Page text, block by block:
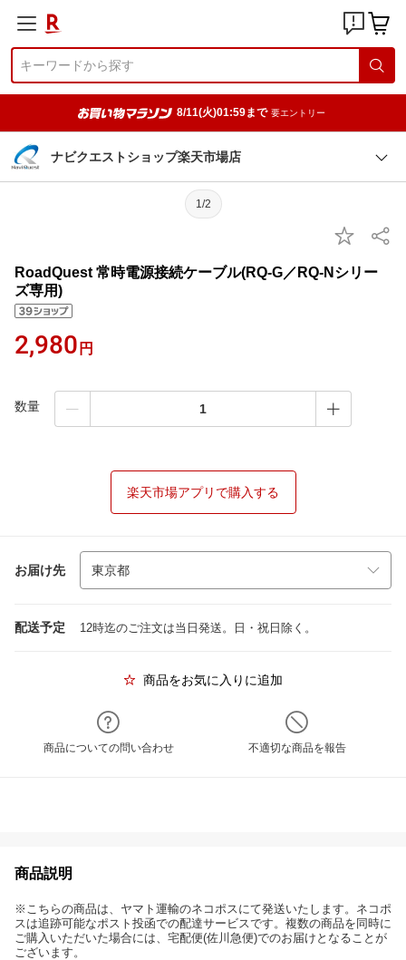
8/11(火)01:59まで 要エントリー
ナビクエストショップ楽天市場店
1/2
RoadQuest 常時電源接続ケーブル(RQ-G／RQ-Nシリー
ズ専用)
2,980 円
数量
楽天市場アプリで購入する
お届け先
配送予定 12時迄のご注文は当日発送。日・祝日除く。
商品をお気に入りに追加
商品についての問い合わせ 不適切な商品を報告
商品説明
※こちらの商品は、ヤマト運輸のネコポスにて発送いたします。ネコポ
スは追跡可能なポスト投函での配達サービスです。複数の商品を同時に
ご購入いただいた場合には、宅配便(佐川急便)でのお届けとなることが
ございます。